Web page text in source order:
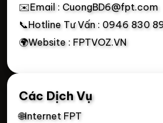
✉️Email : CuongBD6@fpt.com
📞Hotline Tư Vấn : 0946 830
🌍Website : FPTVOZ.VN
Các Dịch Vụ
🌐Internet FPT